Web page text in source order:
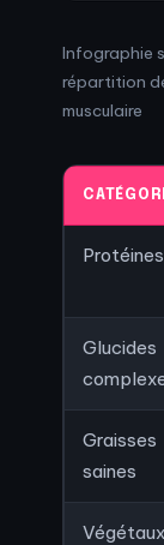
Infographie
répartition
musculaire
Protéines
Glucides
Graisses
saines
Végétaux